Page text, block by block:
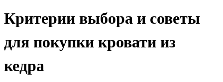
Критерии выбора и советы
для покупки кровати из
кедра